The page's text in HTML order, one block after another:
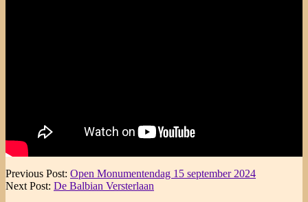
2024-
09-
Previous Post: Open Monumentendag 15 september 2024
Next Post: De Balbian Versterlaan